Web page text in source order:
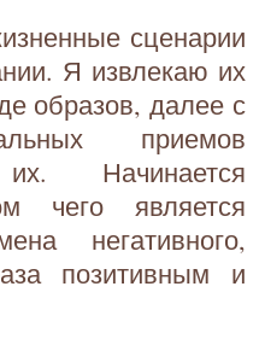
сценарии
Я извлекаю их
образов, далее с
приемов
Начинается
чего является
негативного,
позитивным и